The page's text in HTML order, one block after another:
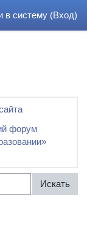
в систему (Вход)
форум
Искать